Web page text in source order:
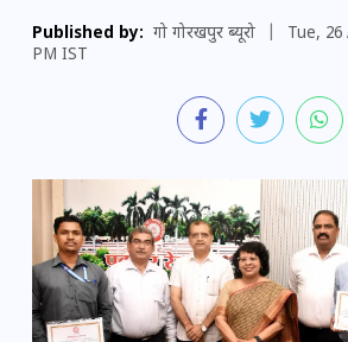
Published by: गो गोरखपुर ब्यूरो
Tue, 26
PM IST